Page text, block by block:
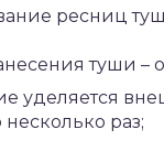
ресниц
туши –
уделяется
раз;